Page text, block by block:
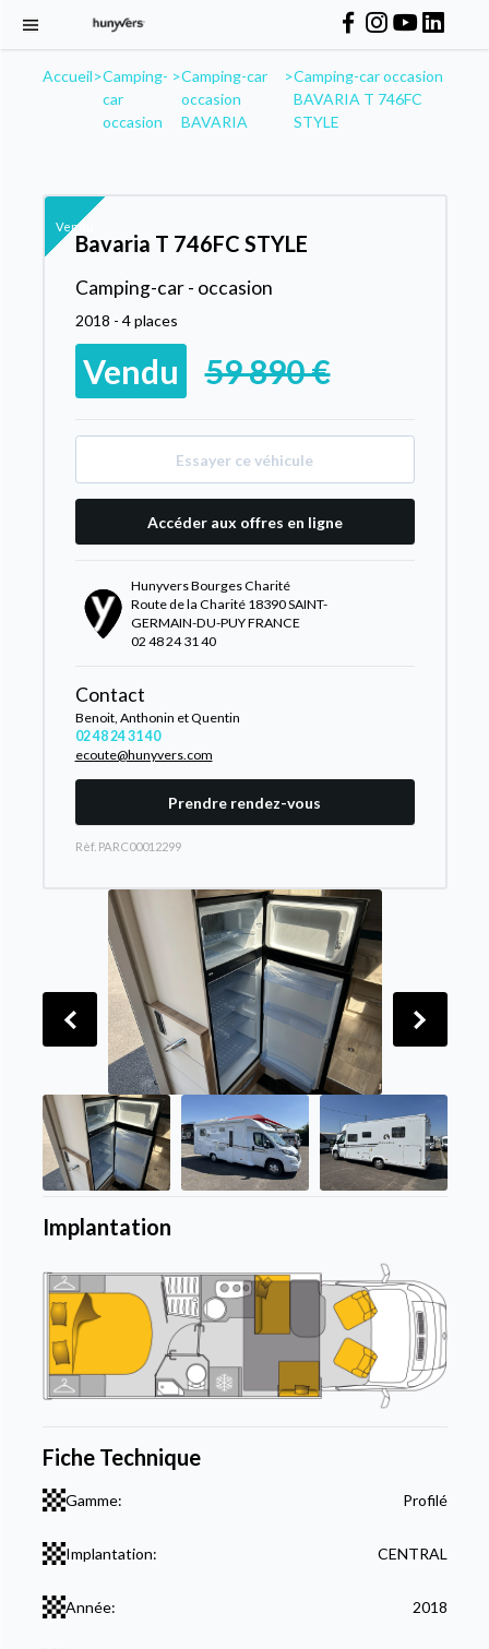
Accueil>Camping-
car
occasion
>Camping-car
occasion
BAVARIA
>Camping-car occasion
BAVARIA T 746FC
STYLE
Vendu
Bavaria T 746FC STYLE
Camping-car - occasion
2018 - 4 places
Vendu 59 890 €
Essayer ce véhicule
Accéder aux offres en ligne
Hunyvers Bourges Charité
Route de la Charité 18390 SAINT-
GERMAIN-DU-PUY FRANCE
02 48 24 31 40
Contact
Benoit, Anthonin et Quentin
02 48 24 31 40
ecoute@hunyvers.com
Prendre rendez-vous
Rèf. PARC00012299
Implantation
Fiche Technique
Gamme: Profilé
Implantation: CENTRAL
Année: 2018